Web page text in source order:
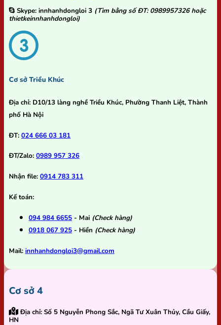
Skype: innhanhdongloi 3 (Tìm bằng số ĐT: 0989957326 hoặc
thietkeinnhanhdongloi)
Cơ sở Triều Khúc
Địa chỉ: D10/13 làng nghề Triều Khúc, Phường Thanh Liệt, Thành
phố Hà Nội
ĐT: 024 666 03 181
ĐT/Zalo: 0989 957 326
Nhận file: 0914 783 311
Kế toán:
094 984 6655 - Mai (Check hàng)
0918 067 925 - Hiền (Check hàng)
Mail: innhanhdongloi3@gmail.com
Cơ sở 4
Địa chỉ: Số 5 Nguyễn Phong Sắc, Ngã Tư Xuân Thủy, Cầu Giấy,
HN